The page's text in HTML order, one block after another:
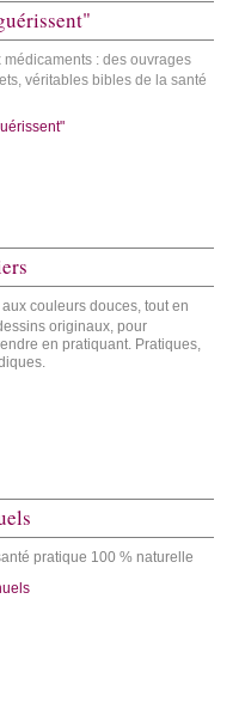
: des ouvrages
véritables bibles de la santé
couleurs douces, tout en
originaux, pour
en pratiquant. Pratiques,
pratique 100 % naturelle